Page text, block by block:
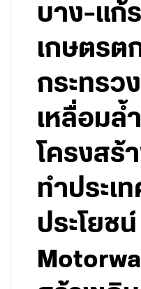
บาง-แก้
เกษตรต
กระทรว
เหลื่อมล้
โครงสร้
ทำประเ
ประโยช